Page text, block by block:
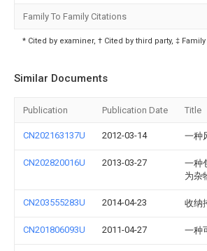
Family To Family Citations
* Cited by examiner, † Cited by third party, ‡
Similar Documents
Publication Publication Date Title
CN202163137U 2012-03-14 一种
CN202820016U 2013-03-27
一种
为杂
CN203555283U 2014-04-23 收纳
CN201806093U 2011-04-27 一种